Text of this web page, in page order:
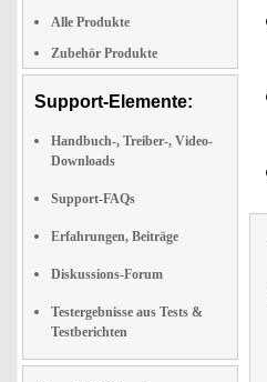
Alle Produkte
Zubehör Produkte
Support-Elemente:
Handbuch-, Treiber-, Video-
Downloads
Support-FAQs
Erfahrungen, Beiträge
Diskussions-Forum
Testergebnisse aus Tests &
Testberichten